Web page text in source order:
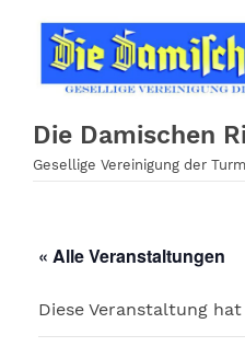
Inhalt
springen
Die Damischen
Gesellige Vereinigung der
« Alle Veranstaltungen
Diese Veranstaltung